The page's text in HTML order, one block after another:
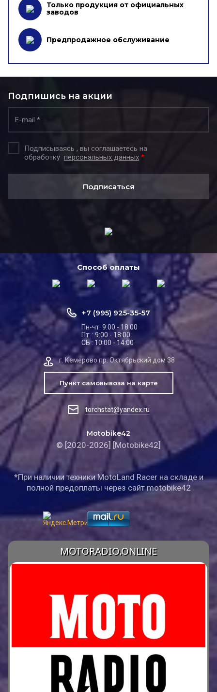
Только продукция от официальных
заводов
Предпродажное обслуживание
Подпишись на акции
Подписываясь , вы соглашаетесь на
обработку персональных данных *
Подписаться
Способ оплаты
Motobike42
© [2020-2026] [Motobike42]
*При наличии техники MotoLand Racer на складе и
полной предоплаты через сайт motobike42
MOTORADIO.ONLINE
+7 (995) 925-35-57
Пн-чт: 9:00 - 18:00
Пт: : 9:00 - 18:00
СБ : 10:00 - 14:00
г. Кемерово пр. Октябрьский дом 38
Пункт самовывоза на карте
torchstat@yandex.ru